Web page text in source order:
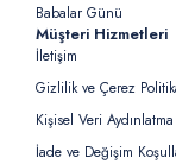
Babalar Günü
Müşteri Hizmetleri
İletişim
Gizlilik ve Çerez
Kişisel Veri
İade ve Değişim